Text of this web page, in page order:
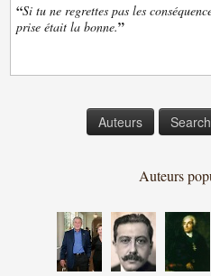
“Si tu ne regrettes pas les
prise était la bonne.”
Auteurs Search
Auteurs